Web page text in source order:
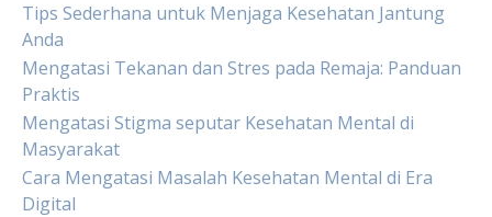
Tips Sederhana untuk Menjaga Kesehatan Jantung
Anda
Mengatasi Tekanan dan Stres pada Remaja: Panduan
Praktis
Mengatasi Stigma seputar Kesehatan Mental di
Masyarakat
Cara Mengatasi Masalah Kesehatan Mental di Era
Digital